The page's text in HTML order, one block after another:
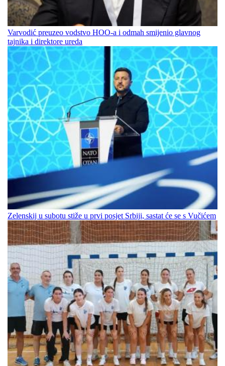
Varvodić preuzeo vodstvo HOO-a i odmah smijenio glavnog
tajnika i direktore ureda
Zelenskij u subotu stiže u prvi posjet Srbiji, sastat će se s Vučićem